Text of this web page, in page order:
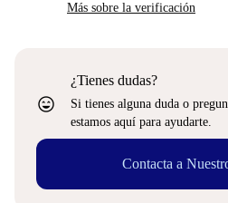
Más sobre la verificación
sentiment_very_satisfied
¿Tienes dudas?
Si tienes alguna duda o
estamos aquí para ayudarte.
Contacta a